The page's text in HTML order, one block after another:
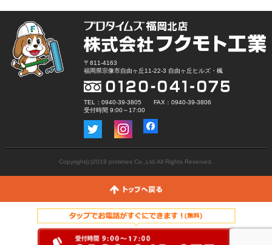
〒811-4163
福岡県宗像市自由ヶ丘11-22-3 自由ヶ丘ヒルズ・楓
TEL：0940-39-3805 FAX：0940-39-3806
受付時間 9:00～17:00
Copyright(c)2019 protimes Co.,Ltd.All Rights Reserved.